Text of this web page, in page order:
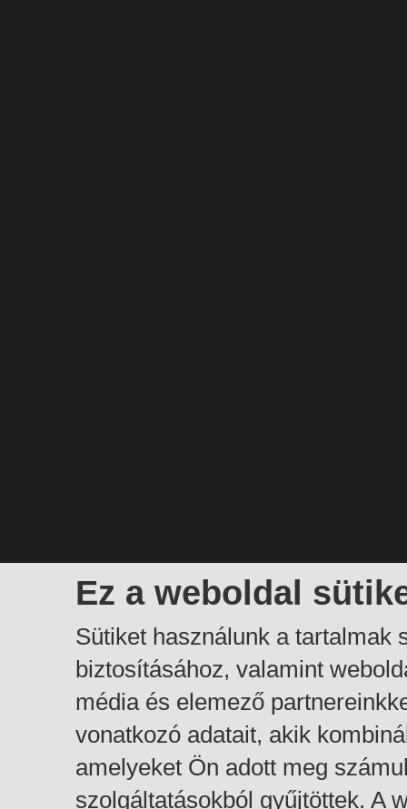
Ez a weboldal
Sütiket használunk a tartalmak
biztosításához, valamint
média és elemező
vonatkozó adatait, akik
amelyeket Ön adott meg
szolgáltatásokból gyűjtöttek. A